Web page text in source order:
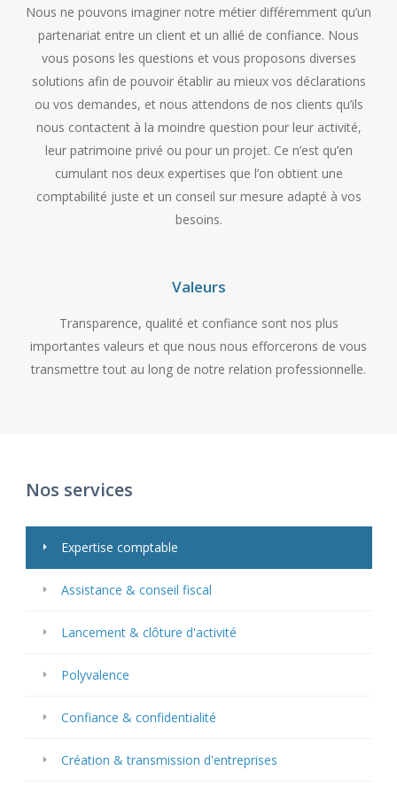
Nous ne pouvons imaginer notre métier différemment qu’un
partenariat entre un client et un allié de confiance. Nous
vous posons les questions et vous proposons diverses
solutions afin de pouvoir établir au mieux vos déclarations
ou vos demandes, et nous attendons de nos clients qu’ils
nous contactent à la moindre question pour leur activité,
leur patrimoine privé ou pour un projet. Ce n’est qu’en
cumulant nos deux expertises que l’on obtient une
comptabilité juste et un conseil sur mesure adapté à vos
besoins.
Valeurs
Transparence, qualité et confiance sont nos plus
importantes valeurs et que nous nous efforcerons de vous
transmettre tout au long de notre relation professionnelle.
Nos services
Expertise comptable
Assistance & conseil fiscal
Lancement & clôture d'activité
Polyvalence
Confiance & confidentialité
Création & transmission d'entreprises